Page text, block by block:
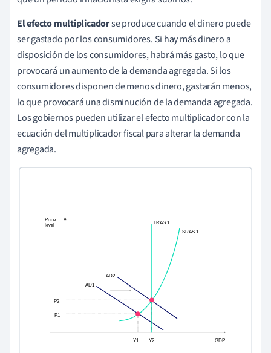
El efecto multiplicadorse produce cuando el dinero puede
ser gastado por los consumidores. Si hay más dinero a
disposición de los consumidores, habrá más gasto, lo que
provocará un aumento de la demanda agregada. Si los
consumidores disponen de menos dinero, gastarán menos,
lo que provocará una disminución de la demanda agregada.
Los gobiernos pueden utilizar el efecto multiplicador con la
ecuación del multiplicador fiscal para alterar la demanda
agregada.